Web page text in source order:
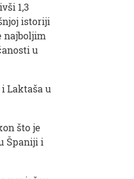
1,3
istoriji
najboljim
u
Laktaša u
što je
Španiji i